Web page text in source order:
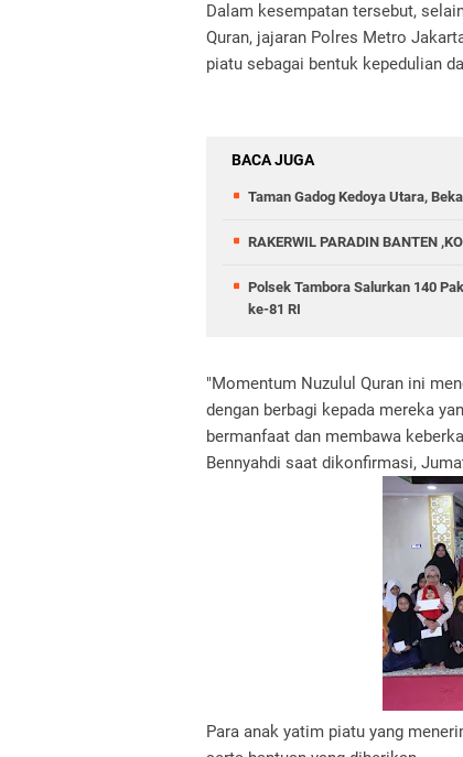
Dalam kesempatan tersebut,
Quran, jajaran Polres Metro
piatu sebagai bentuk kepedulian
BACA JUGA
‎Taman Gadog Kedoya Utara,
RAKERWIL PARADIN BANTEN
Polsek Tambora Salurkan 140
ke-81 RI
"Momentum Nuzulul Quran ini
dengan berbagi kepada mereka
bermanfaat dan membawa
Bennyahdi saat dikonfirmasi,
Para anak yatim piatu yang